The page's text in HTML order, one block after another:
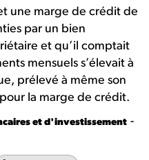
une marge de crédit de
par un bien
et qu’il comptait
mensuels s’élevait à
prélevé à même son
la marge de crédit.
et d'investissement -